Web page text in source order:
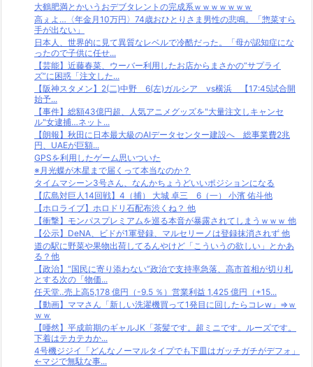
大鶴肥満とかいうおデブタレントの完成系ｗｗｗｗｗｗｗ
高ぇよ…〈年金月10万円〉74歳おひとりさま男性の悲鳴。「惣菜すら
手が出ない」
日本人、世界的に見て異質なレベルで冷酷だった。「母が認知症にな
ったので子供に任せ...
【芸能】近藤春菜、ウーバー利用したお店からまさかの“サプライ
ズ”に困惑「注文した...
【阪神スタメン】2(二)中野 6(左)ガルシア vs横浜 【17:45試合開
始予...
【事件】総額43億円超、人気アニメグッズを"大量注文しキャンセ
ル"女逮捕…ネット...
【朗報】秋田に日本最大級のAIデータセンター建設へ 総事業費2兆
円、UAEが巨額...
GPSを利用したゲーム思いついた
※月光蝶が木星まで届くって本当なのか？
タイムマシーン3号さん、なんかちょうどいいポジションになる
【広島対巨人14回戦】4（捕） 大城 卓三 6（一） 小濱 佑斗他
【ホロライブ】ホロドリ石配布渋くね？ 他
【衝撃】モンパスプレミアムを巡る本音が暴露されてしまうｗｗｗ 他
【公示】DeNA、ビドが1軍登録、マルセリーノは登録抹消されず 他
道の駅に野菜や果物出荷してるんやけど「こういうの欲しい」とかあ
る？他
【政治】“国民に寄り添わない”政治で支持率急落、高市首相が切り札
とする次の「物価...
任天堂‥売上高5,178 億円（-9.5 ％）営業利益 1,425 億円（+15...
【動画】ママさん「新しい洗濯機買って1発目に回したらコレw」⇒ｗ
ｗｗ
【唖然】平成前期のギャルJK「茶髪です。超ミニです。ルーズです。
下着はテカテカか...
4号機ジジイ「どんなノーマルタイプでも下皿はガッチガチがデフォ」
←マジで無駄な事...